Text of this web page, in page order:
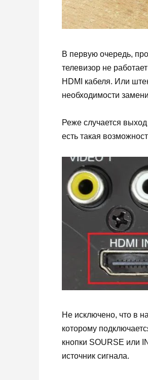
В первую очередь,
телевизор не
HDMI кабеля. Или
необходимости
Реже случается
есть такая
Не исключено, что в
которому
кнопки SOURSE или
источник сигнала.